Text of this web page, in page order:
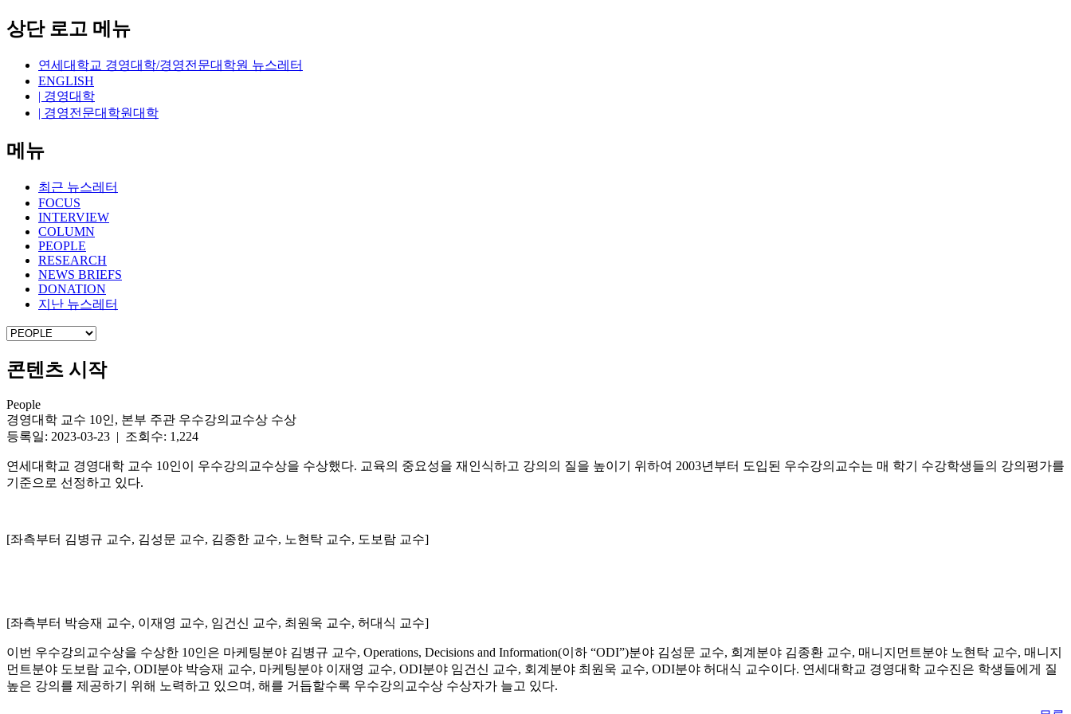
상단 로고 메뉴
연세대학교 경영대학/경영전문대학원 뉴스레터
ENGLISH
| 경영대학
| 경영전문대학원대학
메뉴
최근 뉴스레터
FOCUS
INTERVIEW
COLUMN
PEOPLE
RESEARCH
NEWS BRIEFS
DONATION
지난 뉴스레터
콘텐츠 시작
People
경영대학 교수 10인, 본부 주관 우수강의교수상 수상
등록일: 2023-03-23 | 조회수: 1,224
연세대학교 경영대학 교수 10인이 우수강의교수상을 수상했다. 교육의 중요성을 재인식하고 강의의 질을 높이기 위하여 2003년부터 도입된 우수강의교수는 매 학기 수강학생들의 강의평가를
기준으로 선정하고 있다.
[좌측부터 김병규 교수, 김성문 교수, 김종한 교수, 노현탁 교수, 도보람 교수]
[좌측부터 박승재 교수, 이재영 교수, 임건신 교수, 최원욱 교수, 허대식 교수]
이번 우수강의교수상을 수상한 10인은 마케팅분야 김병규 교수, Operations, Decisions and Information(이하 “ODI”)분야 김성문 교수, 회계분야 김종환 교수, 매니지먼트분야 노현탁 교수, 매니지
먼트분야 도보람 교수, ODI분야 박승재 교수, 마케팅분야 이재영 교수, ODI분야 임건신 교수, 회계분야 최원욱 교수, ODI분야 허대식 교수이다. 연세대학교 경영대학 교수진은 학생들에게 질
높은 강의를 제공하기 위해 노력하고 있으며, 해를 거듭할수록 우수강의교수상 수상자가 늘고 있다.